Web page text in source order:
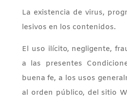
La existencia de virus,
lesivos en los contenidos.
El uso ilícito, negligente,
a las presentes
buena fe, a los usos
al orden público, del sitio